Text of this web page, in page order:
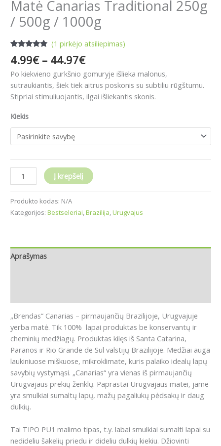
Matė Canarias Traditional 250g
/ 500g / 1000g
Įvertinimas:
5.00iš 5
įvertinimų:)
(1 pirkėjo atsiliepimas)
4.99€ – 44.97€
Po kiekvieno gurkšnio gomuryje išlieka malonus,
sutraukiantis, šiek tiek aitrus poskonis su subtiliu rūgštumu.
Stipriai stimuliuojantis, ilgai išliekantis skonis.
Kiekis
Į krepšelį
Produkto kodas: N/A
Kategorijos: Bestseleriai,Brazilija,Urugvajus
Aprašymas
„Brendas” Canarias – pirmaujančių Brazilijoje, Urugvajuje
yerba matė. Tik 100% lapai produktas be konservantų ir
cheminių medžiagų. Produktas kilęs iš Santa Catarina,
Paranos ir Rio Grande de Sul valstijų Brazilijoje. Medžiai auga
laukiniuose miškuose, mikroklimate, kuris palaiko idealų lapų
savybių vystymąsi. „Canarias“ yra vienas iš pirmaujančių
Urugvajaus prekių ženklų. Paprastai Urugvajaus matei, jame
yra smulkiai sumaltų lapų, mažų pagaliukų pėdsakų ir daug
dulkių.
Tai TIPO PU1 malimo tipas, t.y. labai smulkiai sumalti lapai su
nedideliu šakelių priedu ir dideliu dulkių kiekiu. Džiovinti